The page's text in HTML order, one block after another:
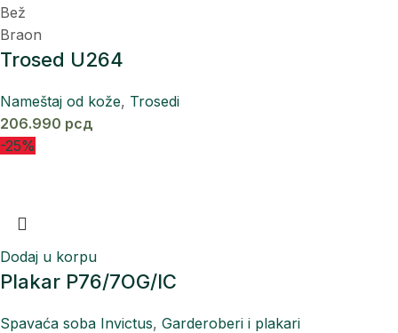
Bež
Braon
Trosed U264
Nameštaj od kože, Trosedi
206.990 рсд
-25%
Dodaj u korpu
Plakar P76/7OG/IC
Spavaća soba Invictus, Garderoberi i plakari